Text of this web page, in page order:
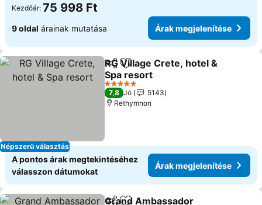
Kezdőár: 75 998 Ft
9 oldal árainak mutatása Árak megjelenítése
Népszerű választás
Megosztás
Hozzáadás a kedvencekhez
RG Village Crete, hotel &
Spa resort
5 Kategória
7,8 Jó
5143
Rethymnon
A pontos árak megtekintéséhez
válasszon dátumokat
Árak megjelenítése
Grand Ambassador